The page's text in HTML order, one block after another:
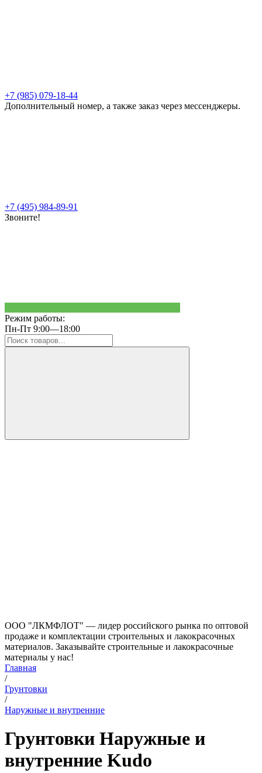
+7 (985) 079-18-44
Дополнительный номер, а также заказ через мессенджеры.
+7 (495) 984-89-91
Звоните!
Режим работы:
Пн-Пт 9:00—18:00
ООО "ЛКМФЛОТ" — лидер российского рынка по оптовой
продаже и комплектации строительных и лакокрасочных
материалов. Заказывайте строительные и лакокрасочные
материалы у нас!
Главная
/
Грунтовки
/
Наружные и внутренние
Грунтовки Наружные и
внутренние Kudo